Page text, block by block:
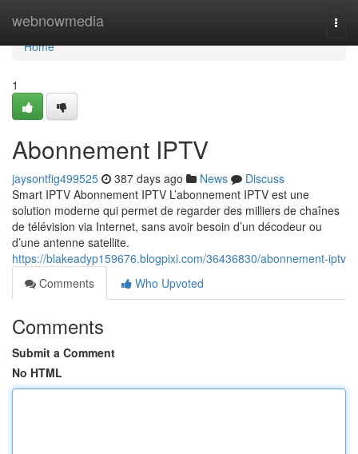
webnowmedia
Home
Home
1
Abonnement IPTV
jaysontfig499525 387 days ago News
Discuss
Smart IPTV Abonnement IPTV L’abonnement IPTV est une
solution moderne qui permet de regarder des milliers de chaînes
de télévision via Internet, sans avoir besoin d’un décodeur ou
d’une antenne satellite.
https://blakeadyp159676.blogpixi.com/36436830/abonnement-iptv
Comments
Who Upvoted
Comments
Submit a Comment
No HTML